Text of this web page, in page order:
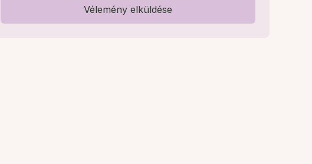
Vélemény elküldése